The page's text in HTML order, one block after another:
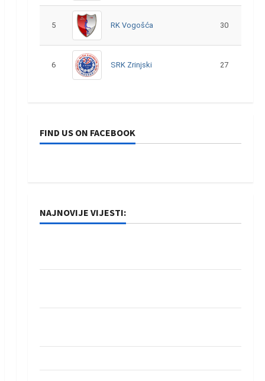
5 RK Vogošća 30
6 SRK Zrinjski 27
FIND US ON FACEBOOK
NAJNOVIJE VIJESTI: